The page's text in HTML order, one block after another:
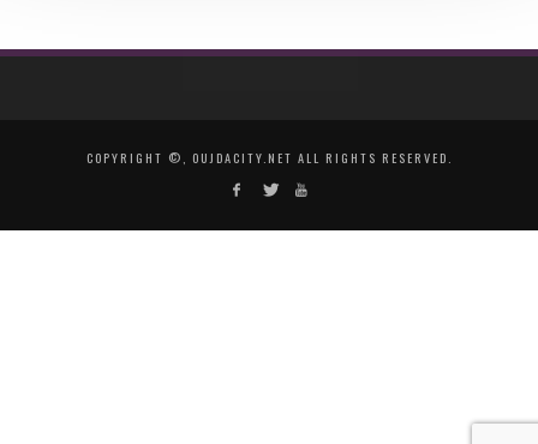
COPYRIGHT ©, OUJDACITY.NET ALL RIGHTS RESERVED.